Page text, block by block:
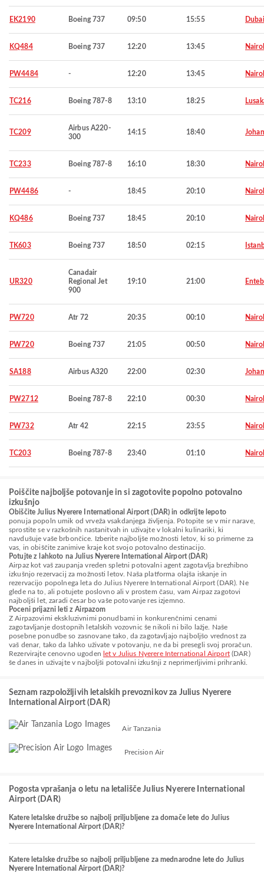
EK2190 Boeing 737 09:50 15:55 Dubai
KQ484 Boeing 737 12:20 13:45
PW4484 - 12:20 13:45
TC216 Boeing 787-8 13:10 18:25
TC209
Airbus A220-
300
14:15 18:40
TC233 Boeing 787-8 16:10 18:30
PW4486 - 18:45 20:10
KQ486 Boeing 737 18:45 20:10
TK603 Boeing 737 18:50 02:15
UR320
Canadair
Regional Jet
900
19:10 21:00
PW720 Atr 72 20:35 00:10
PW720 Boeing 737 21:05 00:50
SA188 Airbus A320 22:00 02:30
PW2712 Boeing 787-8 22:10 00:30
PW732 Atr 42 22:15 23:55
TC203 Boeing 787-8 23:40 01:10
Poiščite najboljše potovanje in si zagotovite popolno potovalno
izkušnjo
Obiščite Julius Nyerere International Airport (DAR) in odkrijte lepoto
ponuja popoln umik od vrveža vsakdanjega življenja. Potopite se v mir narave,
sprostite se v razkošnih nastanitvah in uživajte v lokalni kulinariki, ki
navdušuje vaše brbončice. Izberite najboljše možnosti letov, ki so primerne za
vas, in obiščite zanimive kraje kot svojo potovalno destinacijo.
Potujte z lahkoto na Julius Nyerere International Airport (DAR)
Airpaz kot vaš zaupanja vreden spletni potovalni agent zagotavlja brezhibno
izkušnjo rezervacij za možnosti letov. Naša platforma olajša iskanje in
rezervacijo popolnega leta do Julius Nyerere International Airport (DAR). Ne
glede na to, ali potujete poslovno ali v prostem času, vam Airpaz zagotovi
najboljši let, zaradi česar bo vaše potovanje res izjemno.
Poceni prijazni leti z Airpazom
Z Airpazovimi ekskluzivnimi ponudbami in konkurenčnimi cenami
zagotavljanje dostopnih letalskih vozovnic še nikoli ni bilo lažje. Naše
posebne ponudbe so zasnovane tako, da zagotavljajo najboljšo vrednost za
vaš denar, tako da lahko uživate v potovanju, ne da bi presegli svoj proračun.
Rezervirajte cenovno ugoden let v Julius Nyerere International Airport(DAR)
še danes in uživajte v najboljši potovalni izkušnji z neprimerljivimi prihranki.
Seznam razpoložljivih letalskih prevoznikov za Julius Nyerere
International Airport (DAR)
Air Tanzania
Precision Air
Pogosta vprašanja o letu na letališče Julius Nyerere International
Airport (DAR)
Katere letalske družbe so najbolj priljubljene za domače lete do Julius
Nyerere International Airport (DAR)?
Katere letalske družbe so najbolj priljubljene za mednarodne lete do Julius
Nyerere International Airport (DAR)?